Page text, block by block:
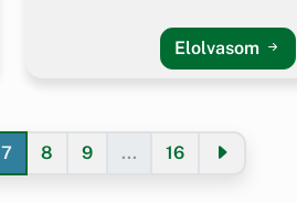
Elolvasom
7 8 9 ... 16